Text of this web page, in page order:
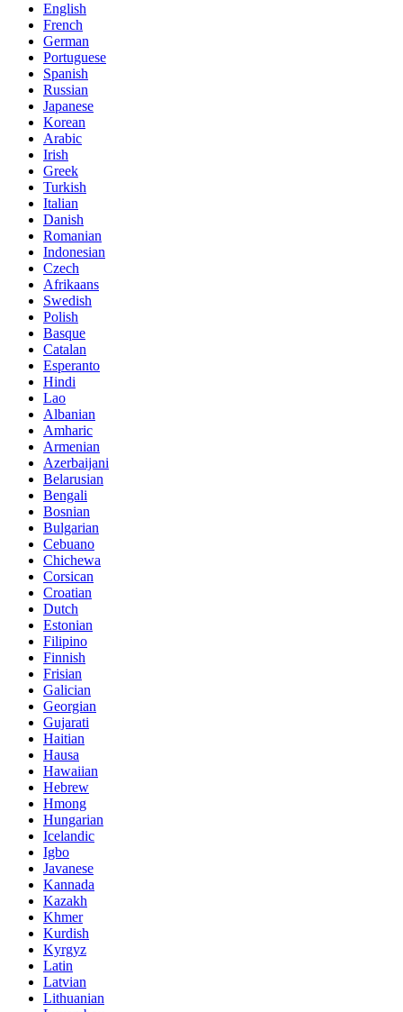
English
French
German
Portuguese
Spanish
Russian
Japanese
Korean
Arabic
Irish
Greek
Turkish
Italian
Danish
Romanian
Indonesian
Czech
Afrikaans
Swedish
Polish
Basque
Catalan
Esperanto
Hindi
Lao
Albanian
Amharic
Armenian
Azerbaijani
Belarusian
Bengali
Bosnian
Bulgarian
Cebuano
Chichewa
Corsican
Croatian
Dutch
Estonian
Filipino
Finnish
Frisian
Galician
Georgian
Gujarati
Haitian
Hausa
Hawaiian
Hebrew
Hmong
Hungarian
Icelandic
Igbo
Javanese
Kannada
Kazakh
Khmer
Kurdish
Kyrgyz
Latin
Latvian
Lithuanian